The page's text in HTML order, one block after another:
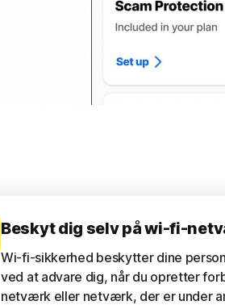
Beskyt dig selv på wi-fi-
Wi-fi-sikkerhed beskytter dine
ved at advare dig, når du opretter
netværk eller netværk, der er under